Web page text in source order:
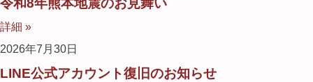
令和8年熊本地震のお見舞い
詳細 »
2026年7月30日
LINE公式アカウント復旧のお知らせ